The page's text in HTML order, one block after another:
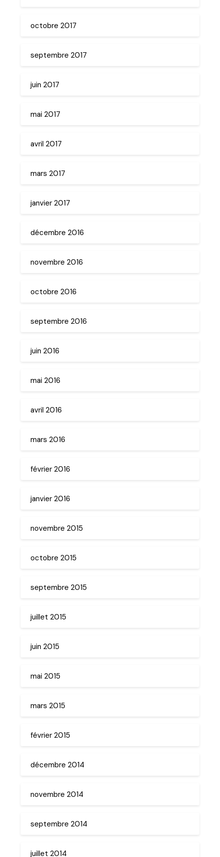
octobre 2017
septembre 2017
juin 2017
mai 2017
avril 2017
mars 2017
janvier 2017
décembre 2016
novembre 2016
octobre 2016
septembre 2016
juin 2016
mai 2016
avril 2016
mars 2016
février 2016
janvier 2016
novembre 2015
octobre 2015
septembre 2015
juillet 2015
juin 2015
mai 2015
mars 2015
février 2015
décembre 2014
novembre 2014
septembre 2014
juillet 2014